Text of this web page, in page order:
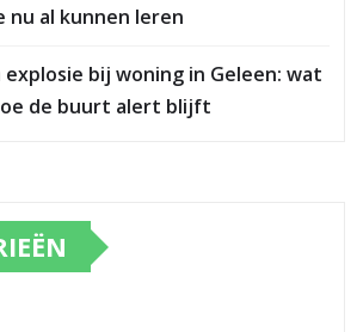
nu al kunnen leren
bij woning in Geleen: wat
de buurt alert blijft